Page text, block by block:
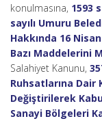
konulmasına, 1593
sayılı Umuru
Hakkında 16
Bazı Maddelerini
Salahiyet Kanunu,
Ruhsatlarına
Değiştirilerek
Sanayi Bölgeleri